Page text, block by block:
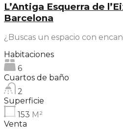
L’Antiga Esquerra de
Barcelona
¿Buscas un espacio con
Habitaciones
6
Cuartos de baño
2
Superficie
153 M²
Venta